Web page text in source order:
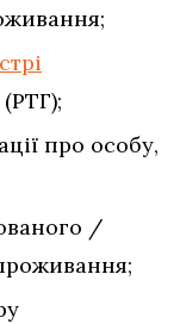
про особу,
/